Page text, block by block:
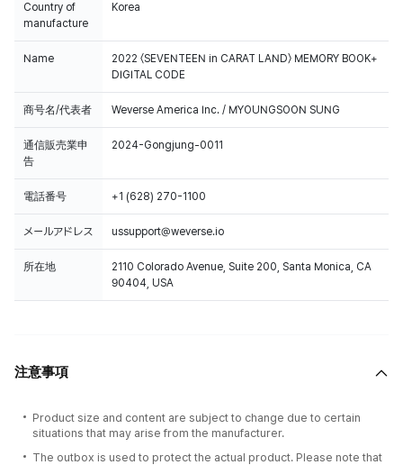
Country of
manufacture
Korea
Name
2022 〈SEVENTEEN in CARAT LAND〉 MEMORY BOOK+
DIGITAL CODE
商号名/代表者 Weverse America Inc. / MYOUNGSOON SUNG
通信販売業申
告
2024-Gongjung-0011
電話番号 +1 (628) 270-1100
メールアドレス ussupport@weverse.io
所在地
2110 Colorado Avenue, Suite 200, Santa Monica, CA
90404, USA
注意事項
Product size and content are subject to change due to certain
situations that may arise from the manufacturer.
The outbox is used to protect the actual product. Please note that